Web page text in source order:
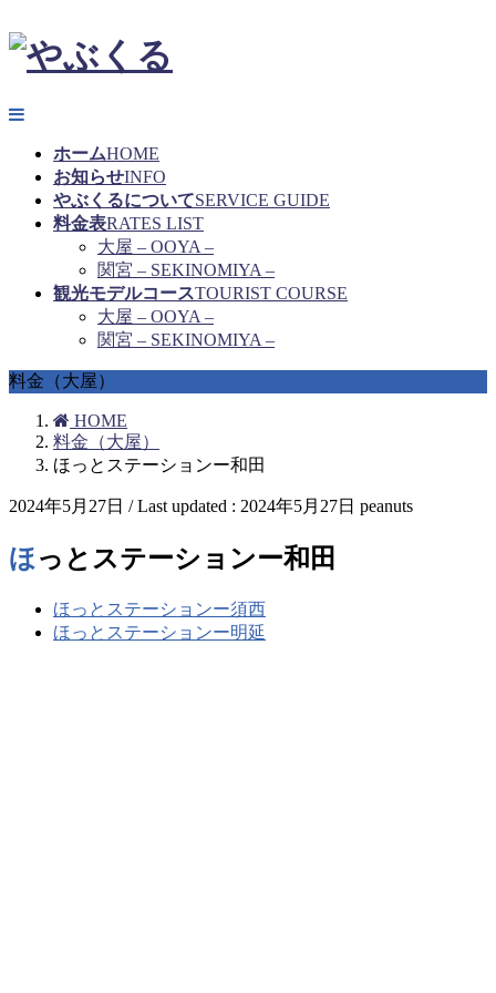
ホームHOME
お知らせINFO
やぶくるについてSERVICE GUIDE
料金表RATES LIST
大屋 – OOYA –
関宮 – SEKINOMIYA –
観光モデルコースTOURIST COURSE
大屋 – OOYA –
関宮 – SEKINOMIYA –
料金（大屋）
HOME
料金（大屋）
ほっとステーションー和田
2024年5月27日 / Last updated : 2024年5月27日 peanuts
ほっとステーションー和田
ほっとステーションー須西
ほっとステーションー明延